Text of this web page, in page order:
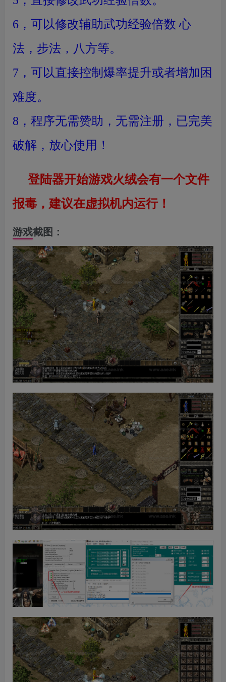
6，可以修改辅助武功经验倍数 心
法，步法，八方等。
7，可以直接控制爆率提升或者增加困
难度。
8，程序无需赞助，无需注册，已完美
破解，放心使用！
登陆器开始游戏火绒会有一个文件
报毒，建议在虚拟机内运行！
游戏截图：